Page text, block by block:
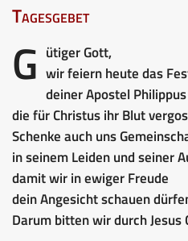
Tagesgebet
G ütiger Gott,
wir feiern heute das
deiner Apostel
die für Christus ihr Blut
Schenke auch uns
in seinem Leiden und seiner
damit wir in ewiger Freude
dein Angesicht schauen
Darum bitten wir durch Jesus